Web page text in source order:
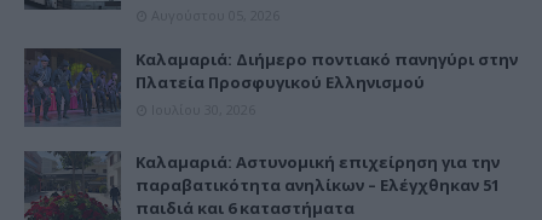
Καλαμαριά: Διήμερο ποντιακό πανηγύρι στην
Πλατεία Προσφυγικού Ελληνισμού
Καλαμαριά: Αστυνομική επιχείρηση για την
παραβατικότητα ανηλίκων – Ελέγχθηκαν 51
παιδιά και 6 καταστήματα